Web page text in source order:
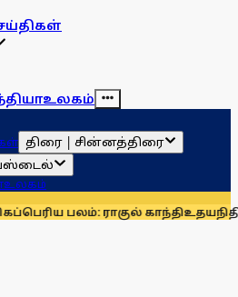
உலகம்
திரை | சின்னத்திரை
உலகம்
காந்திஉதயநிதி